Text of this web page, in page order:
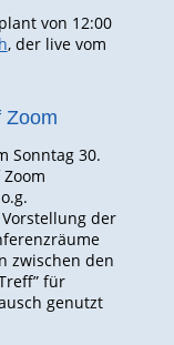
von 12:00
, der live vom
Zoom
Sonntag 30.
der
zwischen den
für
genutzt